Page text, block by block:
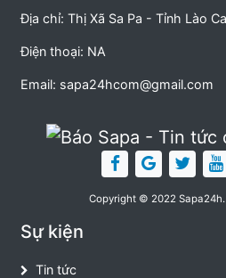
Địa chỉ: Thị Xã Sa Pa - Tỉnh Lào
Điện thoại: NA
Email: sapa24hcom@gmail.com
Copyright © 2022
Sự kiện
Tin tức